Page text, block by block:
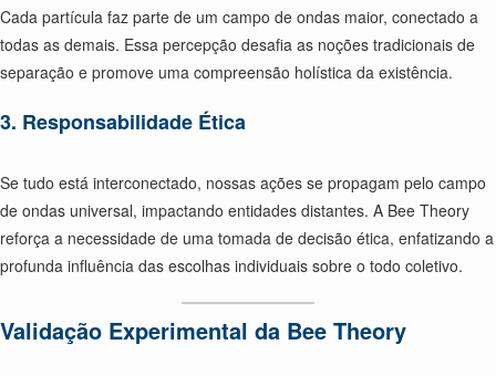
Cada partícula faz parte de um campo de ondas maior, conectado a
todas as demais. Essa percepção desafia as noções tradicionais de
separação e promove uma compreensão holística da existência.
3. Responsabilidade Ética
Se tudo está interconectado, nossas ações se propagam pelo campo
de ondas universal, impactando entidades distantes. A Bee Theory
reforça a necessidade de uma tomada de decisão ética, enfatizando a
profunda influência das escolhas individuais sobre o todo coletivo.
Validação Experimental da Bee Theory